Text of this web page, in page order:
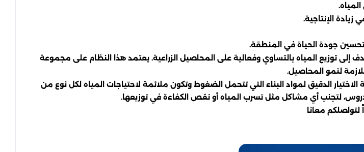
الإنتاجية.
جودة الحياة في المنطقة.
توزيع المياه بالتساوي وفعالية على المحاصيل الزراعية. يعتمد هذا النظام على مجموعة
لنمو المحاصيل.
الدقيق لمواد البناء التي تتحمل الضغوط وتكون ملائمة لاحتياجات المياه لكل نوع من
لتجنب أي مشاكل مثل تسرب المياه أو نقص الكفاءة في توزيعها.
لتواصلكم معانا